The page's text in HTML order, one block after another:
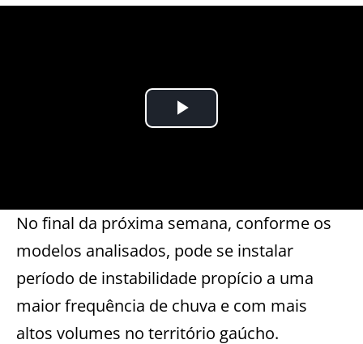
No final da próxima semana, conforme os
modelos analisados, pode se instalar
período de instabilidade propício a uma
maior frequência de chuva e com mais
altos volumes no território gaúcho.